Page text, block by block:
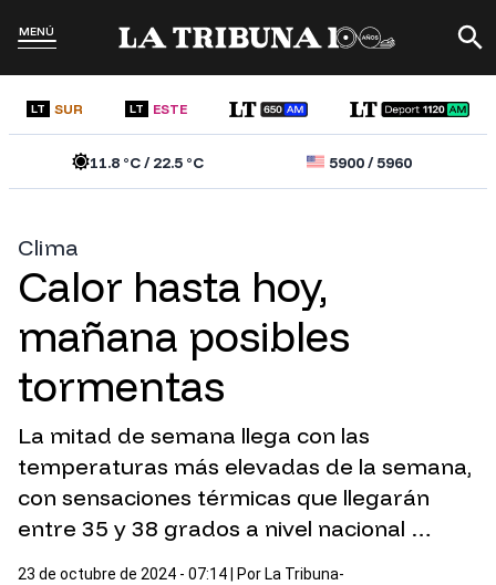
MENÚ
LT SUR LT ESTE
11.8°C /22.5°C 5900/5960
Clima
Calor hasta hoy,
mañana posibles
tormentas
La mitad de semana llega con las
temperaturas más elevadas de la semana,
con sensaciones térmicas que llegarán
entre 35 y 38 grados a nivel nacional …
23 de octubre de 2024 - 07:14 | Por La Tribuna-